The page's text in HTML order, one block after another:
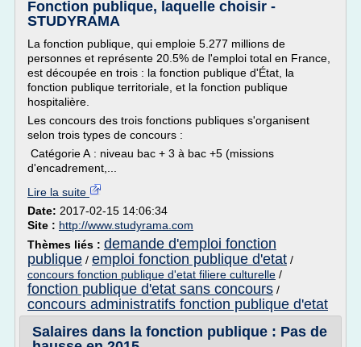
Fonction publique, laquelle choisir -
STUDYRAMA
La fonction publique, qui emploie 5.277 millions de
personnes et représente 20.5% de l'emploi total en France,
est découpée en trois : la fonction publique d'État, la
fonction publique territoriale, et la fonction publique
hospitalière.
Les concours des trois fonctions publiques s'organisent
selon trois types de concours :
Catégorie A : niveau bac + 3 à bac +5 (missions
d'encadrement,...
Lire la suite
Date: 2017-02-15 14:06:34
Site : http://www.studyrama.com
Thèmes liés : demande d'emploi fonction
publique / emploi fonction publique d'etat /
concours fonction publique d'etat filiere culturelle /
fonction publique d'etat sans concours /
concours administratifs fonction publique d'etat
Salaires dans la fonction publique : Pas de